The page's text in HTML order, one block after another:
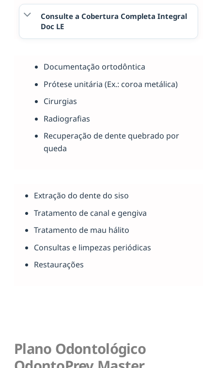
Consulte a Cobertura Completa Integral
Doc LE
Documentação ortodôntica
Prótese unitária (Ex.: coroa metálica)
Cirurgias
Radiografias
Recuperação de dente quebrado por
queda
Extração do dente do siso
Tratamento de canal e gengiva
Tratamento de mau hálito
Consultas e limpezas periódicas
Restaurações
Plano Odontológico